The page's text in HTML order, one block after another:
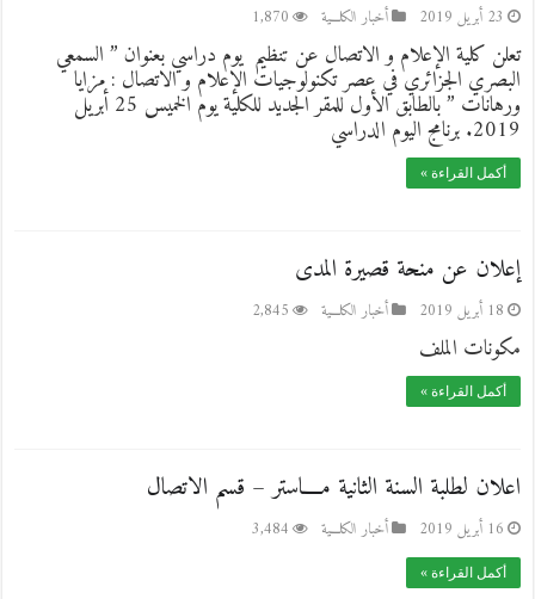
23 أبريل 2019 أخبار الكلـــية 1,870
تعلن كلية الإعلام و الاتصال عن تنظيم يوم دراسي بعنوان ” السمعي
البصري الجزائري في عصر تكنولوجيات الإعلام و الاتصال : مزايا
ورهانات ” بالطابق الأول للمقر الجديد للكلية يوم الخميس 25 أبريل
2019. برنامج اليوم الدراسي
أكمل القراءة »
إعلان عن منحة قصيرة المدى
18 أبريل 2019 أخبار الكلـــية 2,845
مكونات الملف
أكمل القراءة »
اعلان لطلبة السنة الثانية مــــاستر – قسم الاتصال
16 أبريل 2019 أخبار الكلـــية 3,484
أكمل القراءة »